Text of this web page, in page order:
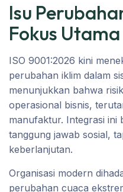
Isu
Fokus
ISO 9001:2026 kini
perubahan iklim dalam
menunjukkan bahwa
operasional bisnis,
manufaktur. Integrasi ini
tanggung jawab sosial,
keberlanjutan.
Organisasi modern
perubahan cuaca